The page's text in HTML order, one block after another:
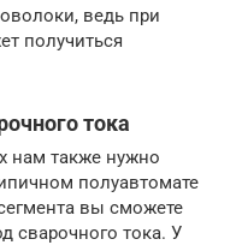
ведь при
получиться
тока
нам также нужно
полуавтомате
вы сможете
сварочного тока. У